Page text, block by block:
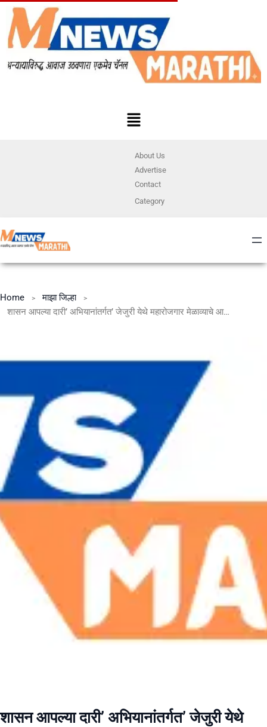
About Us
Advertise
Contact
Category
Home
माझा जिल्हा
शासन आपल्या दारी’ अभियानांतर्गत’ जेजुरी येथे महारोजगार मेळाव्याचे आयोजन
शासन आपल्या दारी’ अभियानांतर्गत’ जेजुरी येथे